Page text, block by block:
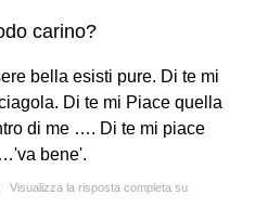
carino?
bella esisti pure. Di te mi
Di te mi Piace quella
di me …. Di te mi piace
bene'.
Visualizza la risposta completa su